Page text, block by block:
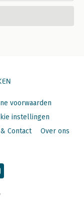
voorwaarden
instellingen
Contact Over ons